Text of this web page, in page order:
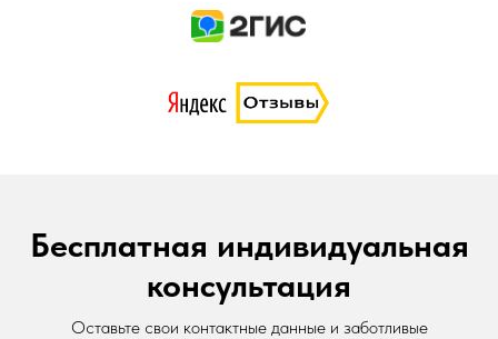
Бесплатная индивидуальная
консультация
Оставьте свои контактные данные и заботливые